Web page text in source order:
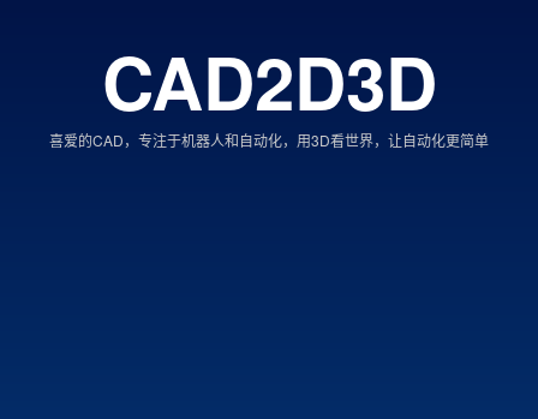
CAD2D3D
喜爱的CAD，专注于机器人和自动化，用3D看世界，让自动化更简单